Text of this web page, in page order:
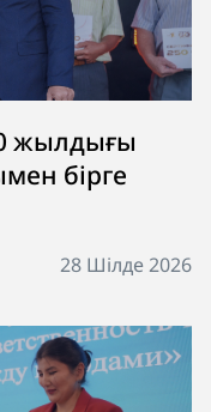
жылдығы
бірге
28 Шілде 2026